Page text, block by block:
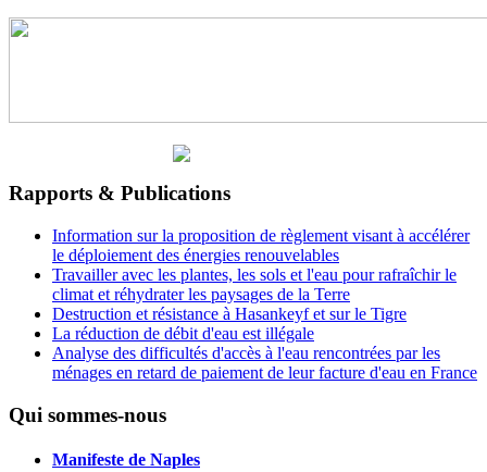
Rapports & Publications
Information sur la proposition de règlement visant à accélérer
le déploiement des énergies renouvelables
Travailler avec les plantes, les sols et l'eau pour rafraîchir le
climat et réhydrater les paysages de la Terre
Destruction et résistance à Hasankeyf et sur le Tigre
La réduction de débit d'eau est illégale
Analyse des difficultés d'accès à l'eau rencontrées par les
ménages en retard de paiement de leur facture d'eau en France
Qui sommes-nous
Manifeste de Naples